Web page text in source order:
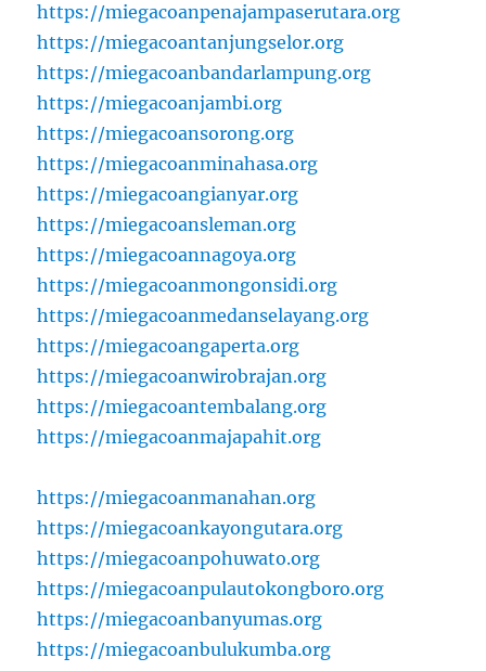
https://miegacoanpenajampaserutara.org
https://miegacoantanjungselor.org
https://miegacoanbandarlampung.org
https://miegacoanjambi.org
https://miegacoansorong.org
https://miegacoanminahasa.org
https://miegacoangianyar.org
https://miegacoansleman.org
https://miegacoannagoya.org
https://miegacoanmongonsidi.org
https://miegacoanmedanselayang.org
https://miegacoangaperta.org
https://miegacoanwirobrajan.org
https://miegacoantembalang.org
https://miegacoanmajapahit.org
https://miegacoanmanahan.org
https://miegacoankayongutara.org
https://miegacoanpohuwato.org
https://miegacoanpulautokongboro.org
https://miegacoanbanyumas.org
https://miegacoanbulukumba.org